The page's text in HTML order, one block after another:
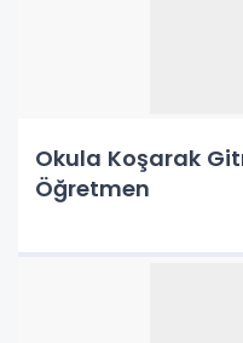
Okula Koşarak
Öğretmen